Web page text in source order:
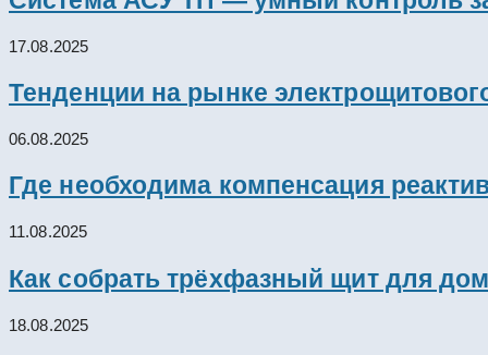
17.08.2025
Тенденции на рынке
06.08.2025
Где необходима компенсация
11.08.2025
Как собрать трёхфазный щит для
18.08.2025